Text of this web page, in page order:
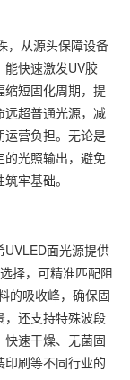
从源头保障设备
能快速激发UV胶
缩短固化周期，提
远超普通光源，减
运营负担。无论是
的光照输出，避免
牢基础。
面光源提供
择，可精准匹配阻
的吸收峰，确保固
，还支持特殊波段
速干燥、无菌固
刷等不同行业的